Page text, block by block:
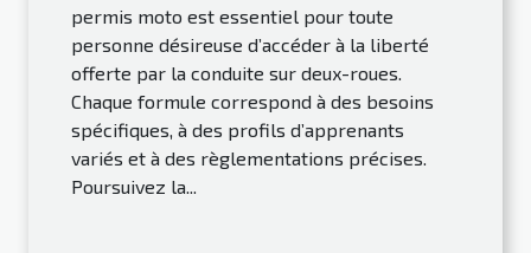
permis moto est essentiel pour toute
personne désireuse d’accéder à la liberté
offerte par la conduite sur deux-roues.
Chaque formule correspond à des besoins
spécifiques, à des profils d’apprenants
variés et à des règlementations précises.
Poursuivez la...